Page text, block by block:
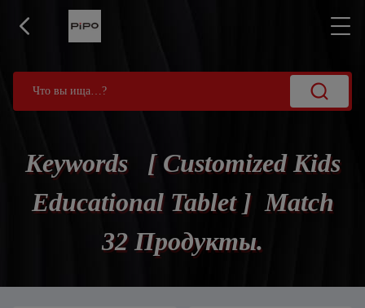
Keywords [ Customized Kids
Educational Tablet ] Match
32 Продукты.